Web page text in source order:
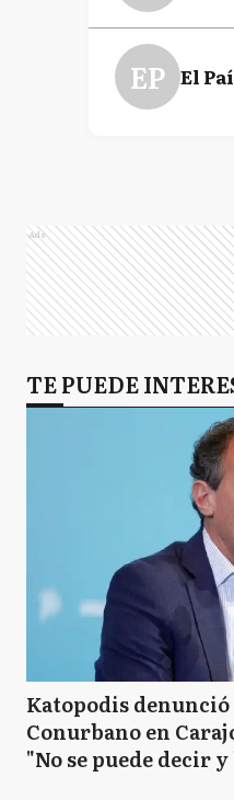
EP El
Ads
TE PUEDE
Katopodis
Conurbano en
"No se puede decir